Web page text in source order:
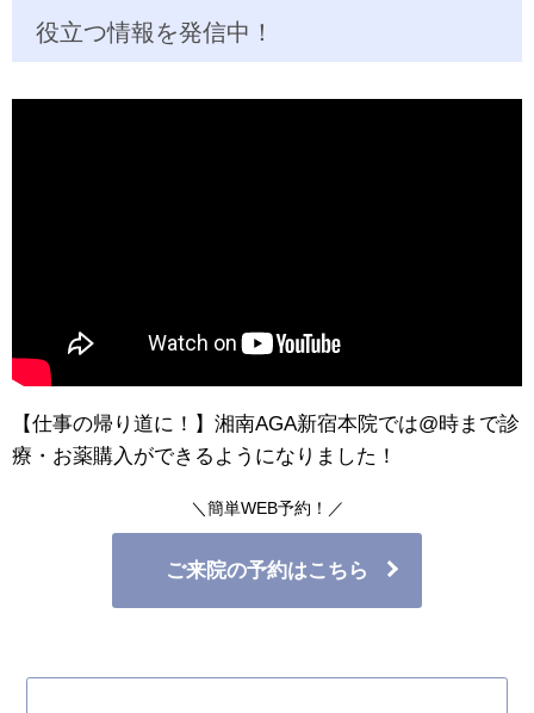
役立つ情報を発信中！
【仕事の帰り道に！】湘南AGA新宿本院では@時まで診
療・お薬購入ができるようになりました！
＼簡単WEB予約！／
ご来院の予約はこちら